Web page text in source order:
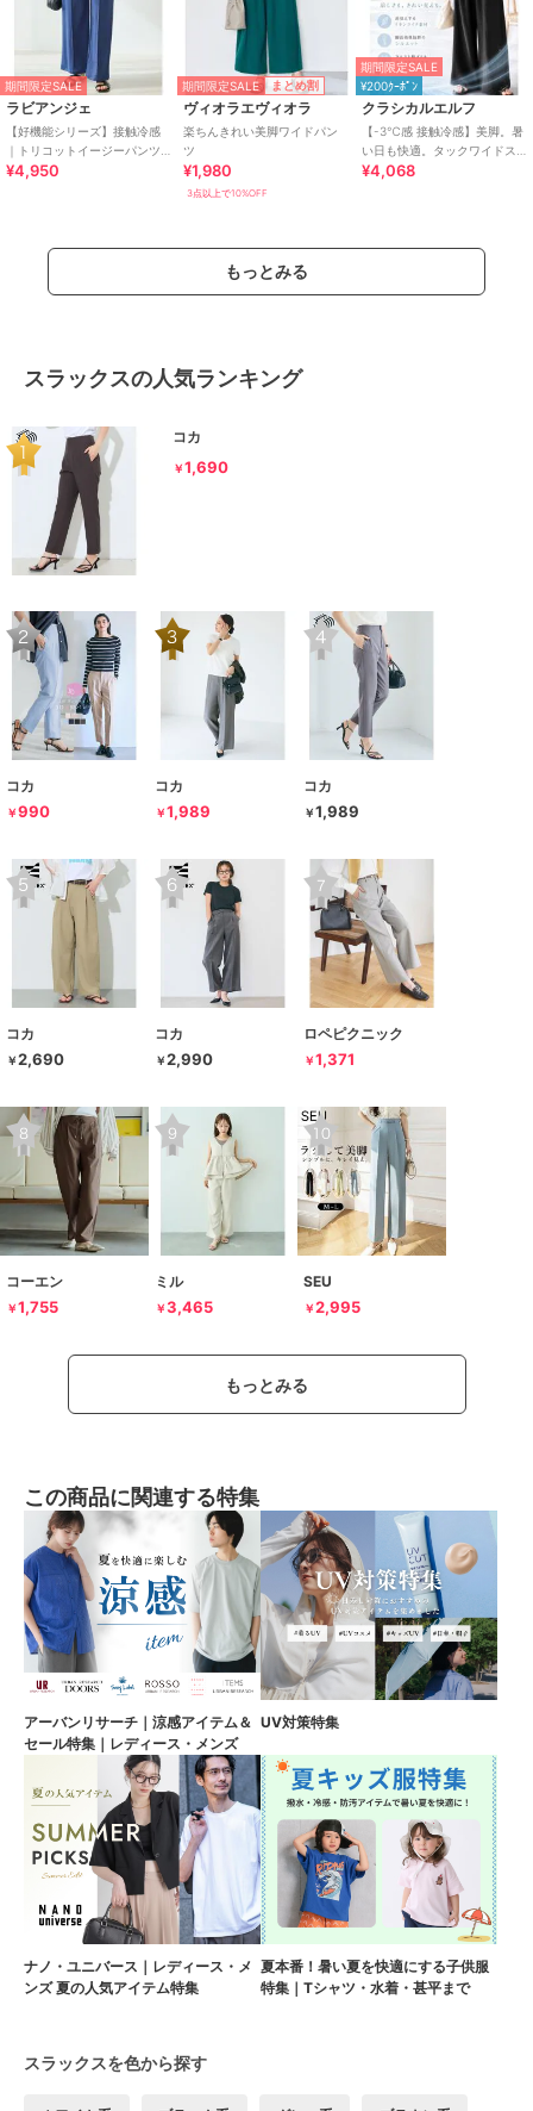
期間限定SALE
ラビアンジェ
【好機能シリーズ】接触冷感
｜トリコットイージーパンツ
｜楽なのに美脚/ストレッチ/セ
¥4,950
期間限定SALE まとめ割
ヴィオラエヴィオラ
楽ちんきれい美脚ワイドパン
ツ
¥1,980
3点以上で10%OFF
期間限定SALE
¥200ｸｰﾎﾟﾝ
クラシカルエルフ
【-3℃感 接触冷感】美脚。暑
い日も快適。タックワイドス
トレートイージーパンツ
¥4,068
もっとみる
スラックスの人気ランキング
コカ
￥1,690
コカ
￥990
コカ
￥1,989
コカ
￥1,989
コカ
￥2,690
コカ
￥2,990
ロペピクニック
￥1,371
コーエン
￥1,755
ミル
￥3,465
SEU
￥2,995
もっとみる
この商品に関連する特集
アーバンリサーチ｜涼感アイテム＆
セール特集｜レディース・メンズ
UV対策特集
ナノ・ユニバース｜レディース・メ
ンズ 夏の人気アイテム特集
夏本番！暑い夏を快適にする子供服
特集｜Tシャツ・水着・甚平まで
スラックスを色から探す